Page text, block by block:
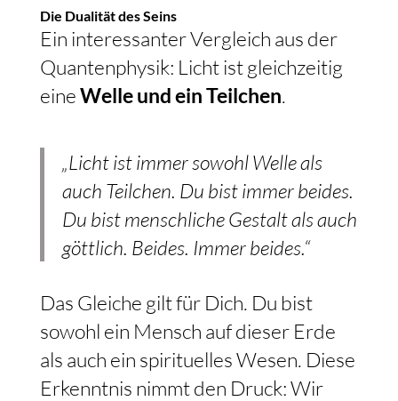
Die Dualität des Seins
Ein interessanter Vergleich aus der
Quantenphysik: Licht ist gleichzeitig
eineWelle und ein Teilchen.
„Licht ist immer sowohl Welle als
auch Teilchen. Du bist immer beides.
Du bist menschliche Gestalt als auch
göttlich. Beides. Immer beides.“
Das Gleiche gilt für Dich. Du bist
sowohl ein Mensch auf dieser Erde
als auch ein spirituelles Wesen. Diese
Erkenntnis nimmt den Druck: Wir